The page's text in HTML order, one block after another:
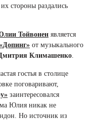
стороны раздались
Тойвонен является
от музыкального
Климашенко.
гостья в столице
поговаривают,
заинтересовался
Юлия никак не
Но источник из